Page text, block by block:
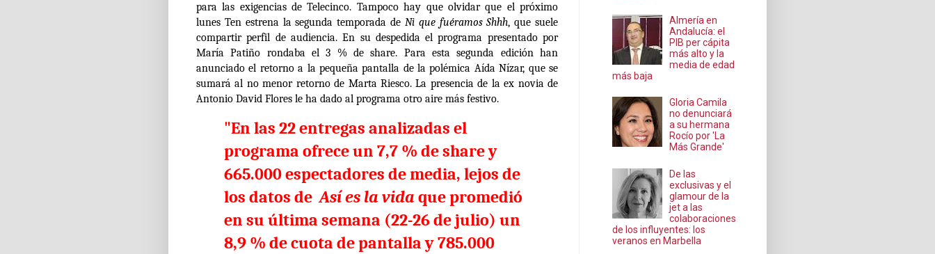
para las exigencias de Telecinco. Tampoco hay que olvidar que el próximo
lunes Ten estrena la segunda temporada de Ni que fuéramos Shhh, que suele
compartir perfil de audiencia. En su despedida el programa presentado por
María Patiño rondaba el 3 % de share. Para esta segunda edición han
anunciado el retorno a la pequeña pantalla de la polémica Aída Nízar, que se
sumará al no menor retorno de Marta Riesco. La presencia de la ex novia de
Antonio David Flores le ha dado al programa otro aire más festivo.
"En las 22 entregas analizadas el
programa ofrece un 7,7 % de share y
665.000 espectadores de media, lejos de
los datos deAsí es la vida que promedió
en su última semana (22-26 de julio) un
8,9 % de cuota de pantalla y 785.000
Almería en
Andalucía: el
PIB per cápita
más alto y la
media de edad
más baja
Gloria Camila
no denunciará
a su hermana
Rocío por 'La
Más Grande'
De las
exclusivas y el
glamour de la
jet a las
colaboraciones
de los influyentes: los
veranos en Marbella